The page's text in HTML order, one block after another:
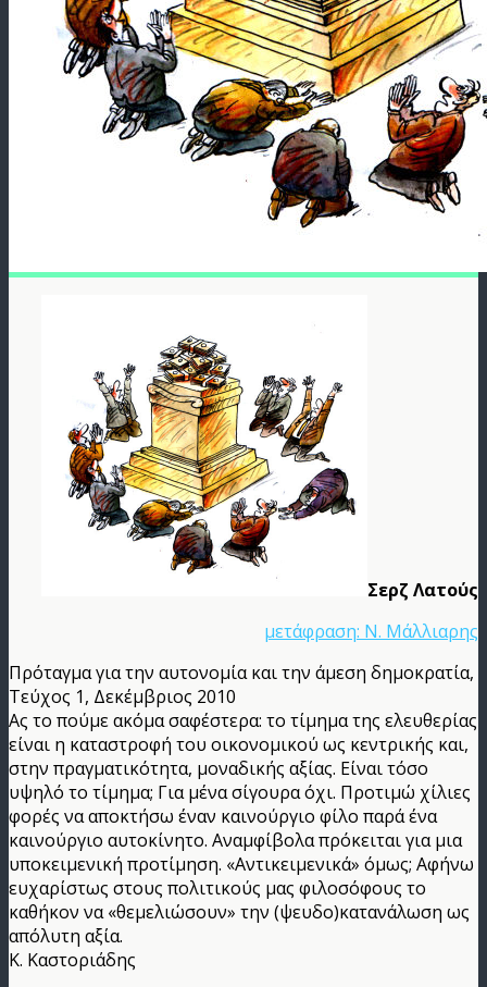
Σερζ Λατούς
μετάφραση: Ν. Μάλλιαρης
Πρόταγμα για την αυτονομία και την άμεση δημοκρατία,
Τεύχος 1, Δεκέμβριος 2010
Ας το πούμε ακόμα σαφέστερα: το τίμημα της ελευθερίας
είναι η καταστροφή του οικονομικού ως κεντρικής και,
στην πραγματικότητα, μοναδικής αξίας. Είναι τόσο
υψηλό το τίμημα; Για μένα σίγουρα όχι. Προτιμώ χίλιες
φορές να αποκτήσω έναν καινούργιο φίλο παρά ένα
καινούργιο αυτοκίνητο. Αναμφίβολα πρόκειται για μια
υποκειμενική προτίμηση. «Αντικειμενικά» όμως; Αφήνω
ευχαρίστως στους πολιτικούς μας φιλοσόφους το
καθήκον να «θεμελιώσουν» την (ψευδο)κατανάλωση ως
απόλυτη αξία.
Κ. Καστοριάδης